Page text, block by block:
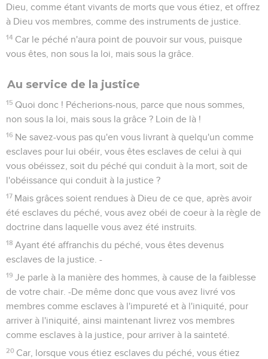
Dieu, comme étant vivants de morts que vous étiez, et offrez
à Dieu vos membres, comme des instruments de justice.
14 Car le péché n'aura point de pouvoir sur vous, puisque
vous êtes, non sous la loi, mais sous la grâce.
Au service de la justice
15 Quoi donc ! Pécherions-nous, parce que nous sommes,
non sous la loi, mais sous la grâce ? Loin de là !
16 Ne savez-vous pas qu'en vous livrant à quelqu'un comme
esclaves pour lui obéir, vous êtes esclaves de celui à qui
vous obéissez, soit du péché qui conduit à la mort, soit de
l'obéissance qui conduit à la justice ?
17 Mais grâces soient rendues à Dieu de ce que, après avoir
été esclaves du péché, vous avez obéi de coeur à la règle de
doctrine dans laquelle vous avez été instruits.
18 Ayant été affranchis du péché, vous êtes devenus
esclaves de la justice. -
19 Je parle à la manière des hommes, à cause de la faiblesse
de votre chair. -De même donc que vous avez livré vos
membres comme esclaves à l'impureté et à l'iniquité, pour
arriver à l'iniquité, ainsi maintenant livrez vos membres
comme esclaves à la justice, pour arriver à la sainteté.
20 Car, lorsque vous étiez esclaves du péché, vous étiez